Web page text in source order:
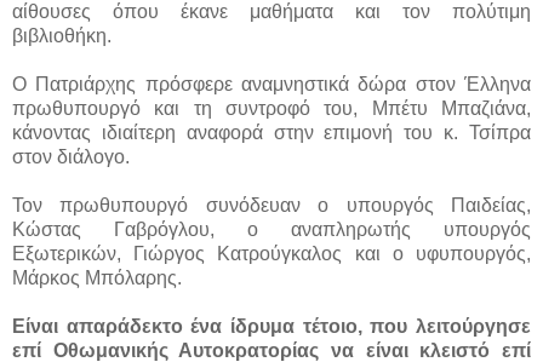
αίθουσες όπου έκανε μαθήματα και τον πολύτιμη
βιβλιοθήκη.
Ο Πατριάρχης πρόσφερε αναμνηστικά δώρα στον Έλληνα
πρωθυπουργό και τη συντροφό του, Μπέτυ Μπαζιάνα,
κάνοντας ιδιαίτερη αναφορά στην επιμονή του κ. Τσίπρα
στον διάλογο.
Τον πρωθυπουργό συνόδευαν ο υπουργός Παιδείας,
Κώστας Γαβρόγλου, ο αναπληρωτής υπουργός
Εξωτερικών, Γιώργος Κατρούγκαλος και ο υφυπουργός,
Μάρκος Μπόλαρης.
Είναι απαράδεκτο ένα ίδρυμα τέτοιο, που λειτούργησε
επί Οθωμανικής Αυτοκρατορίας να είναι κλειστό επί